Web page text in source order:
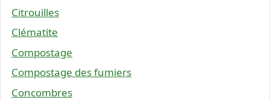
Citrouilles
Clématite
Compostage
Compostage des fumiers
Concombres